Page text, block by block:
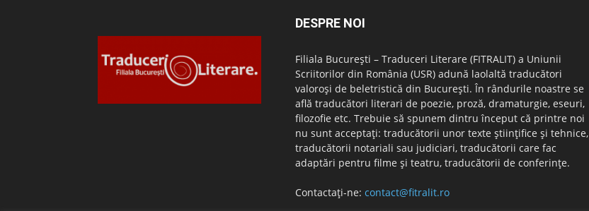
DESPRE NOI
Filiala București – Traduceri Literare (FITRALIT) a Uniunii
Scriitorilor din România (USR) adună laolaltă traducători
valoroși de beletristică din București. În rândurile noastre se
află traducători literari de poezie, proză, dramaturgie, eseuri,
filozofie etc. Trebuie să spunem dintru început că printre noi
nu sunt acceptați: traducătorii unor texte științifice și tehnice,
traducătorii notariali sau judiciari, traducătorii care fac
adaptări pentru filme și teatru, traducătorii de conferințe.
Contactați-ne: contact@fitralit.ro